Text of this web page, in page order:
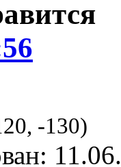
, -130)